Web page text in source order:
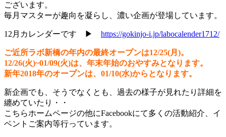
ございます。
毎月マスターが趣向を凝らし、濃い企画が登場しています。
12月カレンダーです ▶︎ https://gokinjo-i.jp/labocalender1712/
ご近所ラボ新橋の年内の最終オープンは12/25(月)。
12/26(火)~01/09(火)は、年末年始のおやすみとなります。
新年2018年のオープンは、01/10(水)からとなります。
新企画でも、そうでなくとも、過去の様子が見れたり詳細を
纏めていたり・・
こちらホームページの他にFacebookにて多くの活動紹介、イ
ベントご案内等行っています。